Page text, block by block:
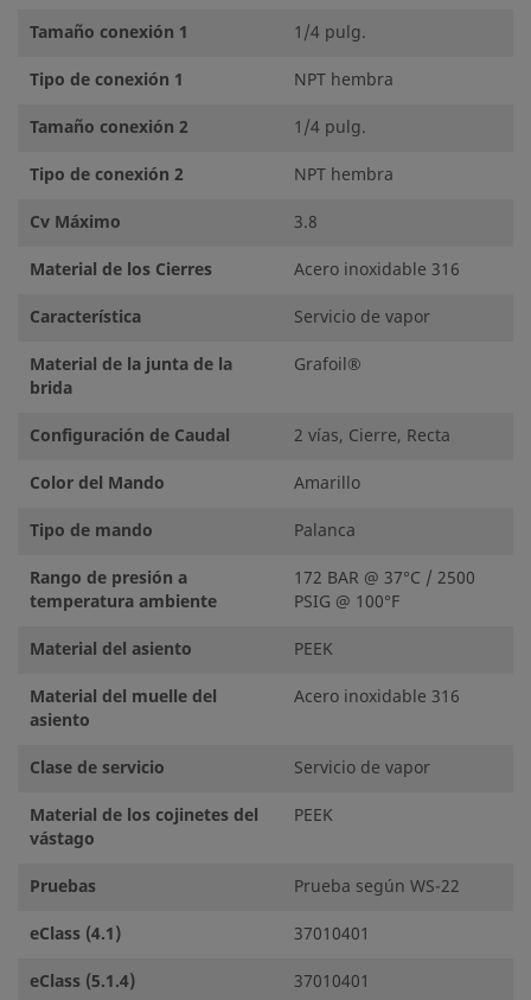
Tamaño conexión 1
1/4 pulg.
Tipo de conexión 1
NPT hembra
Tamaño conexión 2
1/4 pulg.
Tipo de conexión 2
NPT hembra
Cv Máximo
3.8
Material de los Cierres
Acero inoxidable 316
Característica
Servicio de vapor
Material de la junta de la
brida
Grafoil®
Configuración de Caudal
2 vías, Cierre, Recta
Color del Mando
Amarillo
Tipo de mando
Palanca
Rango de presión a
temperatura ambiente
172 BAR @ 37°C / 2500
PSIG @ 100°F
Material del asiento
PEEK
Material del muelle del
asiento
Acero inoxidable 316
Clase de servicio
Servicio de vapor
Material de los cojinetes del
vástago
PEEK
Pruebas
Prueba según WS-22
eClass (4.1)
37010401
eClass (5.1.4)
37010401